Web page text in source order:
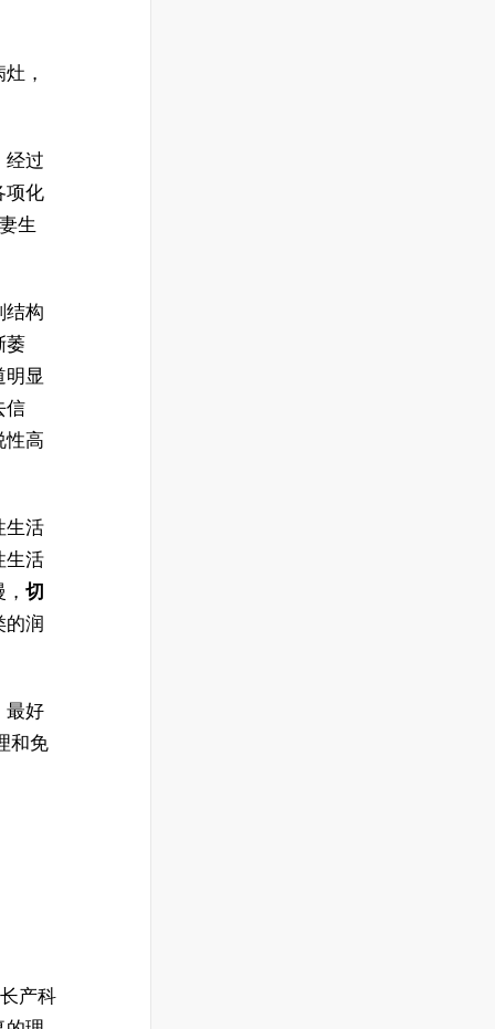
，
经过
项化
生
结构
萎
明显
信
性高
生活
生活
切
的润
最好
和免
产科